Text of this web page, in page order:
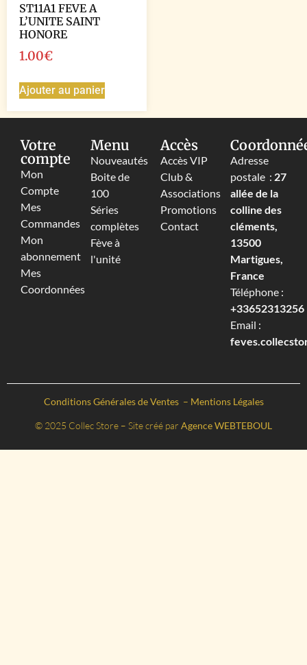
ST11A1 FEVE A
L’UNITE SAINT
HONORE
1.00€
Ajouter au panier
Votre
compte
Mon
Compte
Mes
Commandes
Mon
abonnement
Mes
Coordonnées
Menu
Nouveautés
Boite de
100
Séries
complètes
Fève à
l'unité
Accès
Accès VIP
Club &
Associations
Promotions
Contact
Adresse
postale : 27
allée de la
colline des
cléments,
13500
Martigues,
France
Téléphone :
+33652313256‬
Email :
Conditions Générales de Ventes – Mentions Légales
© 2025 Collec Store – Site créé par Agence WEBTEBOUL